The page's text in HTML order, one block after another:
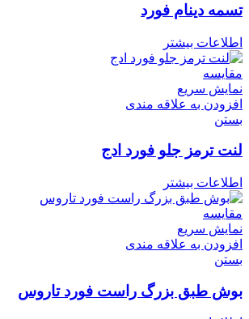
تسمه دینام فورد
اطلاعات بیشتر
مقایسه
نمایش سریع
افزودن به علاقه مندی
بستن
لنت ترمز جلو فورد ادج
اطلاعات بیشتر
مقایسه
نمایش سریع
افزودن به علاقه مندی
بستن
بوش طبق بزرگ راست فورد تاروس